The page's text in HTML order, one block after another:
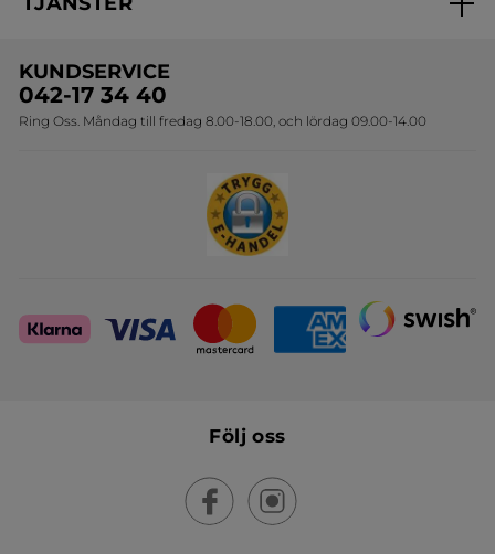
Online prislista
Erbjudanden
Travelsize
Sets
Onlineprislista för postorder
KUNDSERVICE
042-17 34 40
Ring Oss. Måndag till fredag 8.00-18.00, och lördag 09.00-14.00
Följ oss